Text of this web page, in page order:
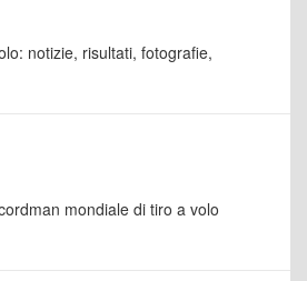
notizie, risultati, fotografie,
mondiale di tiro a volo